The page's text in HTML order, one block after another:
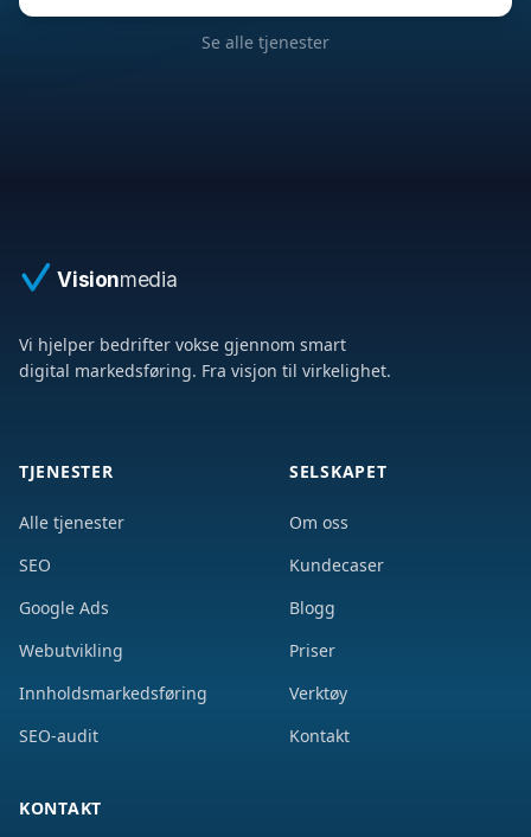
Se alle tjenester
Visionmedia
Vi hjelper bedrifter vokse gjennom smart
digital markedsføring. Fra visjon til virkelighet.
TJENESTER
Alle tjenester
SEO
Google Ads
Webutvikling
Innholdsmarkedsføring
SEO-audit
SELSKAPET
Om oss
Kundecaser
Blogg
Priser
Verktøy
Kontakt
KONTAKT